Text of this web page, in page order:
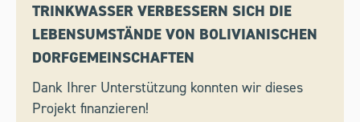
TRINKWASSER VERBESSERN SICH DIE
LEBENSUMSTÄNDE VON BOLIVIANISCHEN
DORFGEMEINSCHAFTEN
Dank Ihrer Unterstützung konnten wir dieses
Projekt finanzieren!